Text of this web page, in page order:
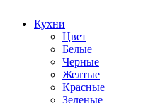
Кухни
Цвет
Белые
Черные
Желтые
Красные
Зеленые